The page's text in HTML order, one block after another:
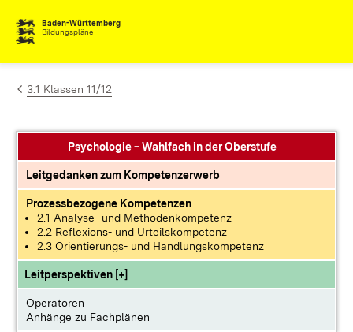
Zum Inhalt springen
Baden-Württemberg
Bildungspläne
3.1 Klassen 11/12
Psychologie – Wahlfach in der Oberstufe
Leitgedanken zum Kompetenzerwerb
Prozessbezogene Kompetenzen
2.1 Analyse- und Methodenkompetenz
2.2 Reflexions- und Urteilskompetenz
2.3 Orientierungs- und Handlungskompetenz
Leitperspektiven [+]
Operatoren
Anhänge zu Fachplänen